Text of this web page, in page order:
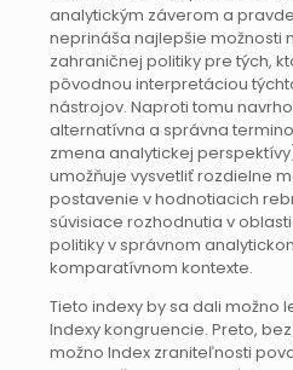
analytickým záverom a
neprináša najlepšie možnosti
zahraničnej politiky pre tých,
pôvodnou interpretáciou
nástrojov. Naproti tomu
alternatívna a správna
zmena analytickej
umožňuje vysvetliť rozdielne
postavenie v hodnotiacich
súvisiace rozhodnutia v
politiky v správnom
komparatívnom kontexte.
Tieto indexy by sa dali možno
Indexy kongruencie. Preto,
možno Index zraniteľnosti